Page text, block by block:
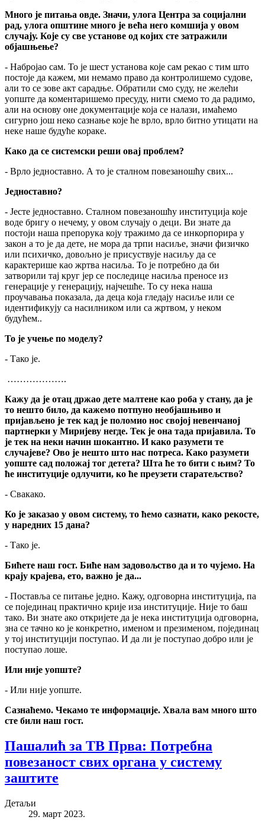
Много је питања овде. Значи, улога Центра за социјални
рад, улога општине много је већа него комшија у овом
случају. Које су све установе од којих сте затражили
објашњење?
- Набројао сам. То је шест установа које сам рекао с тим што
постоје да кажем, ми немамо право да контролишемо судове,
али то се зове акт сарадње. Обратили смо суду, не желећи
уопште да коментаришемо пресуду, нити смемо то да радимо,
али на основу оне документације која се налази, имаћемо
сигурно још неко сазнање које ће врло, врло битно утицати на
неке наше будуће кораке.
Како да се системски реши овај проблем?
- Врло једноставно. А то је сталном повезаношћу свих...
Једноставно?
- Јесте једноставно. Сталном повезаношћу институција које
воде бригу о нечему, у овом случају о деци. Ви знате да
постоји наша препорука коју тражимо да се инкорпорира у
закон а то је да дете, не мора да трпи насиље, значи физичко
или психичко, довољно је присуствује насиљу да се
карактерише као жртва насиља. То је потребно да би
затворили тај круг јер се последице насиља преносе из
генерације у генерацију, најчешће. То су нека наша
проучавања показала, да деца која гледају насиље или се
идентификују са насилником или са жртвом, у неком
будућем..
То је учење по моделу?
- Тако је.
……………….
Кажу да је отац држао дете малтене као роба у стану, да је
то нешто било, да кажемо потпуно необјашњиво и
пријављено је тек кад је поломио нос својој невенчаној
партнерки у Миријеву негде. Тек је она тада пријавила. То
је тек на неки начин шокантно. И како разумети те
случајеве? Ово је нешто што нас потреса. Како разумети
уопште сад положај тог детета? Шта ће то бити с њим? То
ће институције одлучити, ко ће преузети старатељство?
- Свакако.
Ко је заказао у овом систему, то ћемо сазнати, како рекосте,
у наредних 15 дана?
- Тако је.
Бићете наш гост. Биће нам задовољство да и то чујемо. На
крају крајева, ето, важно је да...
- Поставља се питање једно. Кажу, одговорна институција, па
се појединац практично крије иза институције. Није то баш
тако. Ви знате ако откријете да је нека институција одговорна,
зна се тачно ко је конкретно, именом и презименом, појединац
у тој институцији поступао. И да ли је поступао добро или је
поступао лоше.
Или није уопште?
- Или није уопште.
Сазнаћемо. Чекамо те информације. Хвала вам много што
сте били наш гост.
Пашалић за ТВ Прва: Потребна
повезаност свих органа у систему
заштите
Детаљи
29. март 2023.